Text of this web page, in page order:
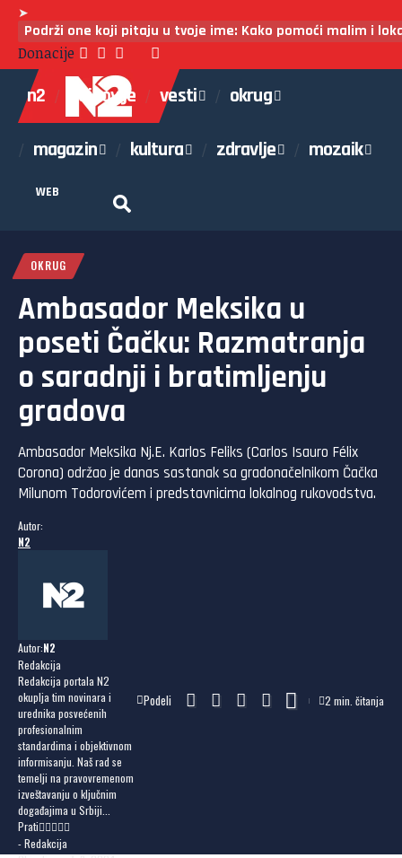
➤
Podrži one koji pitaju u tvoje ime: Kako pomoći malim i
Donacije
n2 najnovije vesti okrug
magazin kultura zdravlje mozaik
WEB
OKRUG
Ambasador Meksika u
poseti Čačku: Razmatranja
o saradnji i bratimljenju
gradova
Ambasador Meksika Nj.E. Karlos Feliks (Carlos Isauro Félix
Corona) održao je danas sastanak sa gradonačelnikom Čačka
Milunom Todorovićem i predstavnicima lokalnog rukovodstva.
Autor:
N2
Autor:N2
Redakcija
Redakcija portala N2
okuplja tim novinara i
urednika posvećenih
profesionalnim
standardima i objektivnom
informisanju. Naš rad se
temelji na pravovremenom
izveštavanju o ključnim
događajima u Srbiji...
Prati
- Redakcija
Podeli 2 min. čitanja